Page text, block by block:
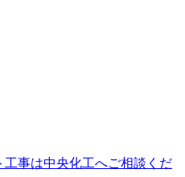
事は中央化工へご相談くだ